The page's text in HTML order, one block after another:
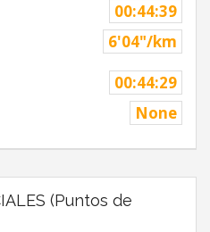
00:44:39
6'04"/km
00:44:29
None
(Puntos de